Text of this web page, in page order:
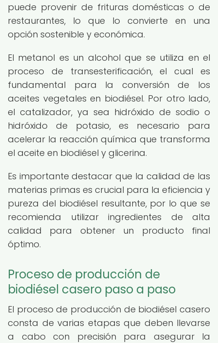
puede provenir de frituras domésticas o de
restaurantes, lo que lo convierte en una
opción sostenible y económica.
El metanol es un alcohol que se utiliza en el
proceso de transesterificación, el cual es
fundamental para la conversión de los
aceites vegetales en biodiésel. Por otro lado,
el catalizador, ya sea hidróxido de sodio o
hidróxido de potasio, es necesario para
acelerar la reacción química que transforma
el aceite en biodiésel y glicerina.
Es importante destacar que la calidad de las
materias primas es crucial para la eficiencia y
pureza del biodiésel resultante, por lo que se
recomienda utilizar ingredientes de alta
calidad para obtener un producto final
óptimo.
Proceso de producción de
biodiésel casero paso a paso
El proceso de producción de biodiésel casero
consta de varias etapas que deben llevarse
a cabo con precisión para asegurar la